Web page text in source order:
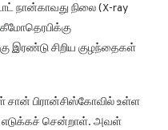
நான்காவது நிலை (X-ray
கீமோதெரபிக்கு
இரண்டு சிறிய குழந்தைகள்
சான் பிரான்சிஸ்கோவில் உள்ள
எடுக்கச் சென்றாள். அவள்